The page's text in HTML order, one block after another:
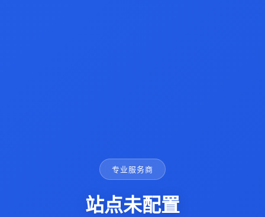
专业服务商
站点未配置